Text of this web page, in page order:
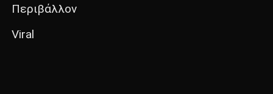
Περιβάλλον
Viral